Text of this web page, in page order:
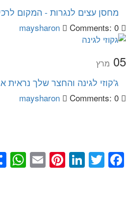
מחסן עצים לנגרות - המקום
maysharon Comments: 0
05 מרץ
ג'קוזי לגינה והחצר שלך נראית
maysharon Comments: 0
Facebook
Twitter
LinkedIn